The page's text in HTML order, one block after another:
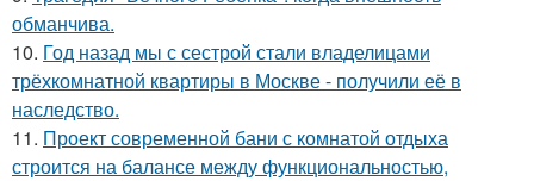
обманчива.
10. Год назад мы с сестрой стали владелицами
трёхкомнатной квартиры в Москве - получили её в
наследство.
11. Проект современной бани с комнатой отдыха
строится на балансе между функциональностью,